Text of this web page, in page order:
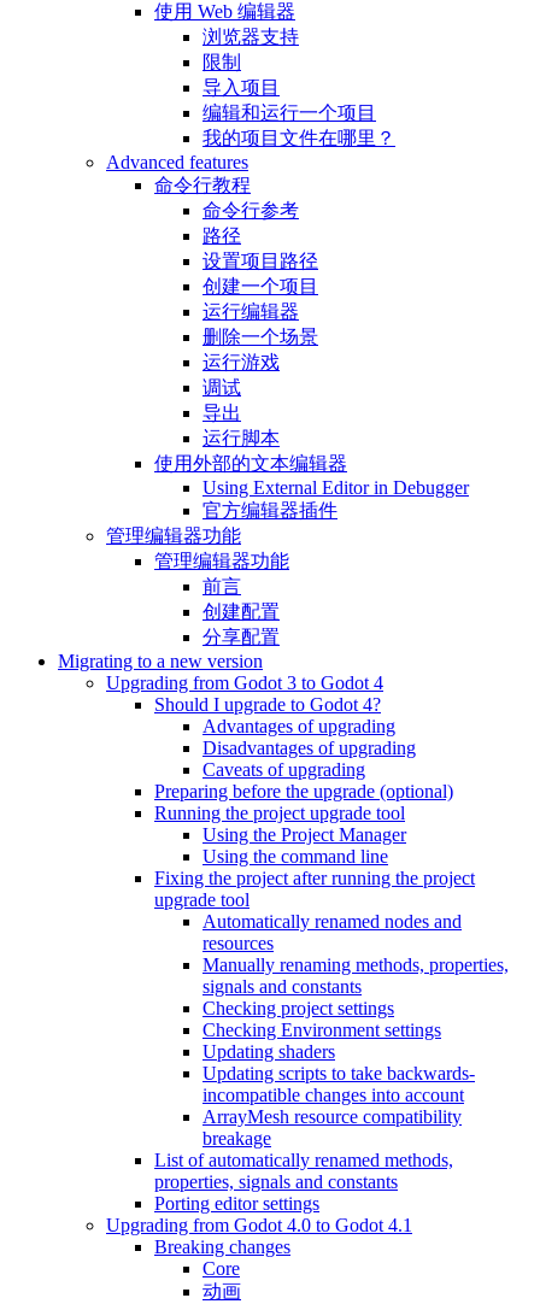
使用 Web 编辑器
浏览器支持
限制
导入项目
编辑和运行一个项目
我的项目文件在哪里？
Advanced features
命令行教程
命令行参考
路径
设置项目路径
创建一个项目
运行编辑器
删除一个场景
运行游戏
调试
导出
运行脚本
使用外部的文本编辑器
Using External Editor in Debugger
官方编辑器插件
管理编辑器功能
管理编辑器功能
前言
创建配置
分享配置
Migrating to a new version
Upgrading from Godot 3 to Godot 4
Should I upgrade to Godot 4?
Advantages of upgrading
Disadvantages of upgrading
Caveats of upgrading
Preparing before the upgrade (optional)
Running the project upgrade tool
Using the Project Manager
Using the command line
Fixing the project after running the project
upgrade tool
Automatically renamed nodes and
resources
Manually renaming methods, properties,
signals and constants
Checking project settings
Checking Environment settings
Updating shaders
Updating scripts to take backwards-
incompatible changes into account
ArrayMesh resource compatibility
breakage
List of automatically renamed methods,
properties, signals and constants
Porting editor settings
Upgrading from Godot 4.0 to Godot 4.1
Breaking changes
Core
动画